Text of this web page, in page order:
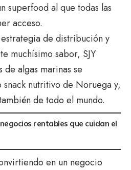
superfood al que todas las
acceso.
de distribución y
muchísimo sabor, SJY
algas marinas se
nutritivo de Noruega y,
de todo el mundo.
rentables que cuidan el
en un negocio